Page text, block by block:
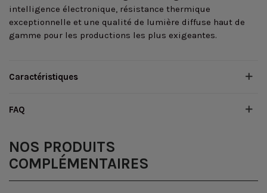
intelligence électronique, résistance thermique
exceptionnelle et une qualité de lumière diffuse haut de
gamme pour les productions les plus exigeantes.
Caractéristiques
FAQ
NOS PRODUITS
COMPLÉMENTAIRES